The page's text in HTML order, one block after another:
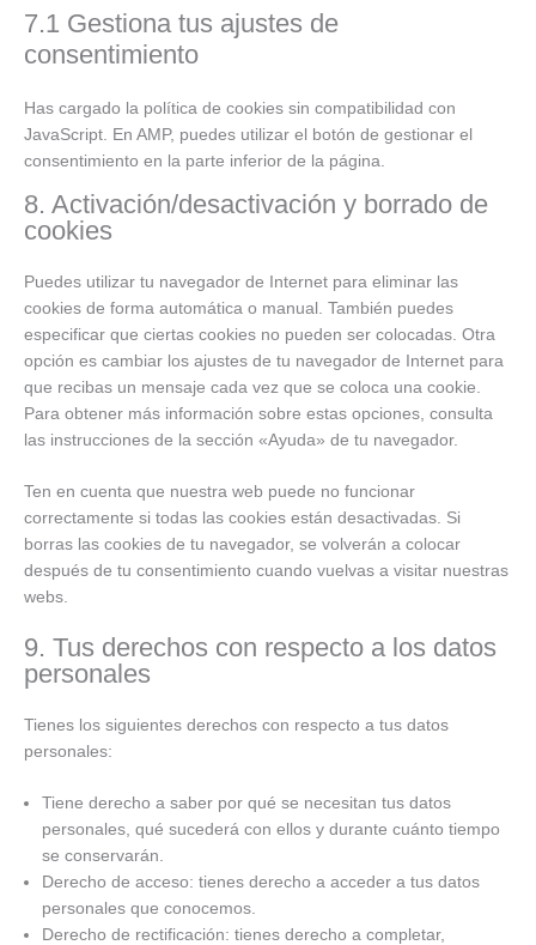
7.1 Gestiona tus ajustes de
consentimiento
Has cargado la política de cookies sin compatibilidad con
JavaScript. En AMP, puedes utilizar el botón de gestionar el
consentimiento en la parte inferior de la página.
8. Activación/desactivación y borrado de
cookies
Puedes utilizar tu navegador de Internet para eliminar las
cookies de forma automática o manual. También puedes
especificar que ciertas cookies no pueden ser colocadas. Otra
opción es cambiar los ajustes de tu navegador de Internet para
que recibas un mensaje cada vez que se coloca una cookie.
Para obtener más información sobre estas opciones, consulta
las instrucciones de la sección «Ayuda» de tu navegador.
Ten en cuenta que nuestra web puede no funcionar
correctamente si todas las cookies están desactivadas. Si
borras las cookies de tu navegador, se volverán a colocar
después de tu consentimiento cuando vuelvas a visitar nuestras
webs.
9. Tus derechos con respecto a los datos
personales
Tienes los siguientes derechos con respecto a tus datos
personales:
Tiene derecho a saber por qué se necesitan tus datos
personales, qué sucederá con ellos y durante cuánto tiempo
se conservarán.
Derecho de acceso: tienes derecho a acceder a tus datos
personales que conocemos.
Derecho de rectificación: tienes derecho a completar,